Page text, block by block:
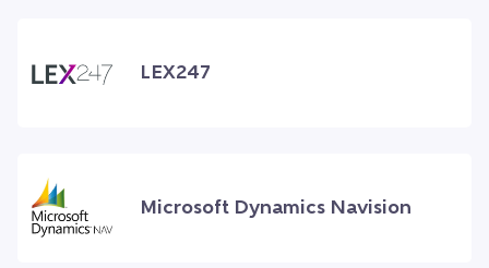
LEX247
Microsoft Dynamics Navision